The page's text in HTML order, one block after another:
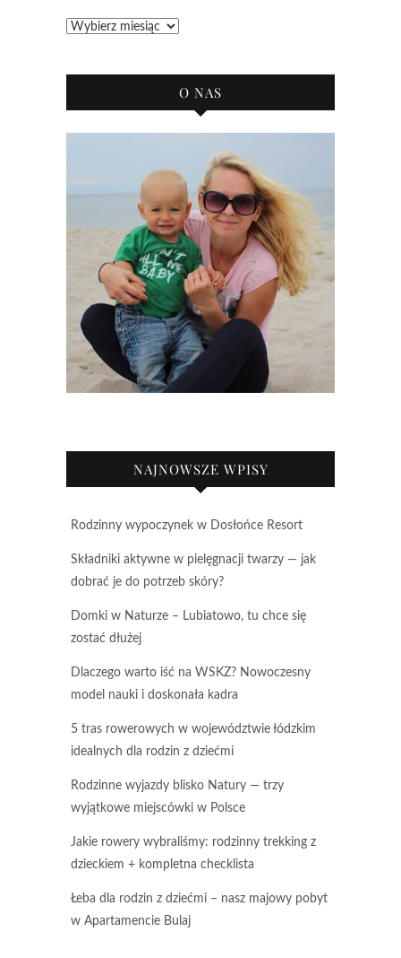
Archiwum
O NAS
NAJNOWSZE WPISY
Rodzinny wypoczynek w Dosłońce Resort
Składniki aktywne w pielęgnacji twarzy — jak
dobrać je do potrzeb skóry?
Domki w Naturze – Lubiatowo, tu chce się
zostać dłużej
Dlaczego warto iść na WSKZ? Nowoczesny
model nauki i doskonała kadra
5 tras rowerowych w województwie łódzkim
idealnych dla rodzin z dziećmi
Rodzinne wyjazdy blisko Natury — trzy
wyjątkowe miejscówki w Polsce
Jakie rowery wybraliśmy: rodzinny trekking z
dzieckiem + kompletna checklista
Łeba dla rodzin z dziećmi – nasz majowy pobyt
w Apartamencie Bulaj